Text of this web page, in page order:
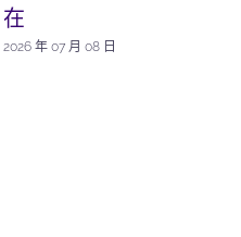
在
2026 年 07 月 08 日